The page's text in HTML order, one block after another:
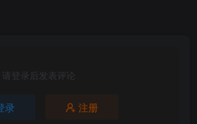
请登录后发表评论
录 注册